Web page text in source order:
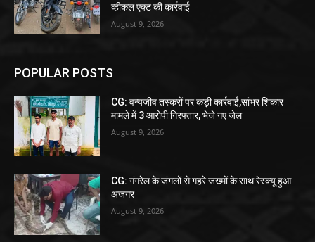
व्हीकल एक्ट की कार्रवाई
August 9, 2026
POPULAR POSTS
CG: वन्यजीव तस्करों पर कड़ी कार्रवाई,सांभर शिकार
मामले में 3 आरोपी गिरफ्तार, भेजे गए जेल
August 9, 2026
CG: गंगरेल के जंगलों से गहरे जख्मों के साथ रेस्क्यू हुआ
अजगर
August 9, 2026